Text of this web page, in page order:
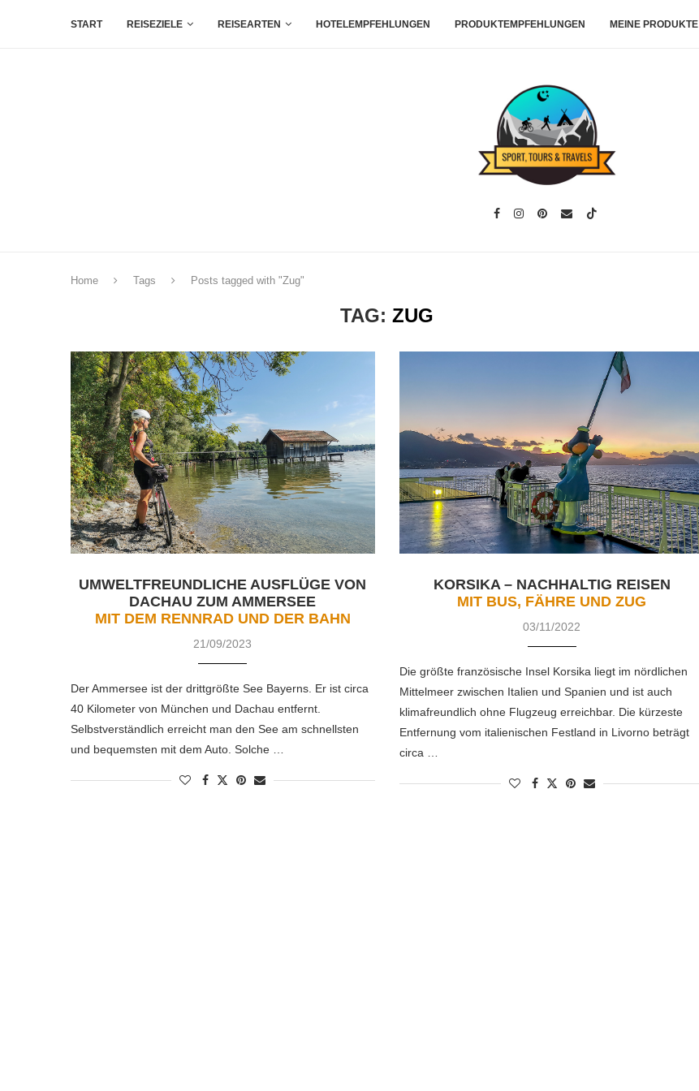
START REISEZIELE REISEARTEN HOTELEMPFEHLUNGEN PRODUKTEMPFEHLUNGEN MEINE PRODUKTE
Home Tags Posts tagged with "Zug"
TAG:ZUG
UMWELTFREUNDLICHE AUSFLÜGE VON
DACHAU ZUM AMMERSEE
MIT DEM RENNRAD UND DER BAHN
21/09/2023
Der Ammersee ist der drittgrößte See Bayerns. Er ist circa
40 Kilometer von München und Dachau entfernt.
Selbstverständlich erreicht man den See am schnellsten
und bequemsten mit dem Auto. Solche …
KORSIKA – NACHHALTIG REISEN
MIT BUS, FÄHRE UND ZUG
03/11/2022
Die größte französische Insel Korsika liegt im nördlichen
Mittelmeer zwischen Italien und Spanien und ist auch
klimafreundlich ohne Flugzeug erreichbar. Die kürzeste
Entfernung vom italienischen Festland in Livorno beträgt
circa …